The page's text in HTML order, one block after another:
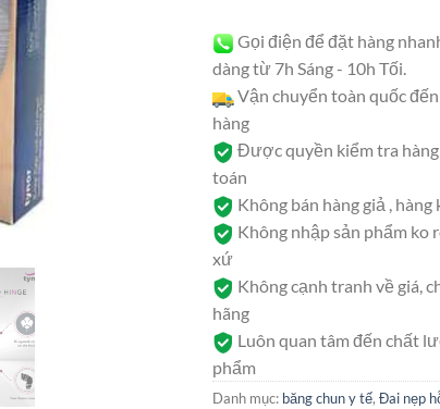
Gọi điện để đặt hàng
dàng từ 7h Sáng - 10h Tối.
Vận chuyển toàn quốc
hàng
Được quyền kiểm tra
toán
Không bán hàng giả ,
Không nhập sản phẩm ko
xứ
Không cạnh tranh về giá,
hãng
Luôn quan tâm đến chất
phẩm
Danh mục: băng chun y tế, Đai nẹp